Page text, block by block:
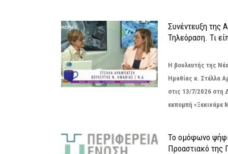
Συνέντευξη της
Τηλεόραση. Τι
Η βουλευτής της
Ημαθίας κ. Στέλλα
στις 13/7/2026 στη
εκπομπή «Ξεκινάμε
Το ομόφωνο
Προαστιακό της